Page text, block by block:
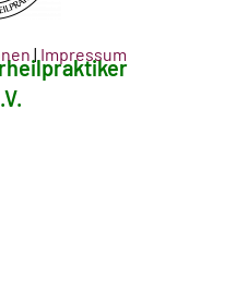
| Impressum